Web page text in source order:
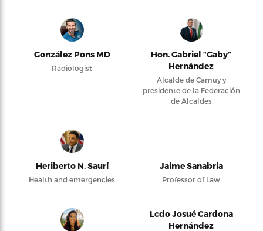
González Pons MD
Radiologist
Hon. Gabriel “Gaby”
Hernández
Alcalde de Camuy y
presidente de la Federación
de Alcaldes
Heriberto N. Saurí
Health and emergencies
Jaime Sanabria
Professor of Law
Lcdo Josué Cardona
Hernández